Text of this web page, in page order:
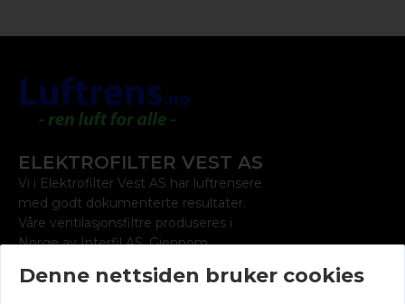
ELEKTROFILTER VEST AS
Vi i Elektrofilter Vest AS har luftrensere
med godt dokumenterte resultater.
Våre ventilasjonsfiltre produseres i
Norge av Interfil AS. Gjennom
leverer vi radonsporer for det norske
Denne nettsiden bruker cookies